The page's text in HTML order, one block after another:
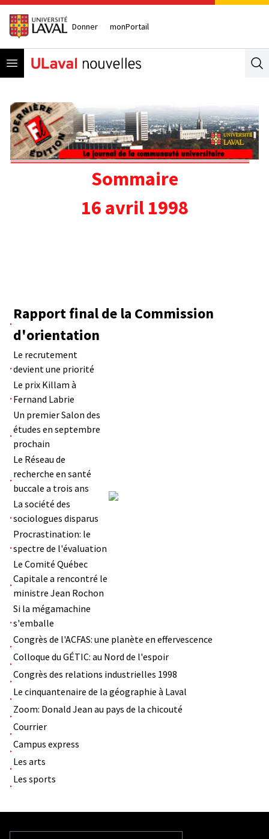
Donner monPortail
Open menu
Sommaire
16 avril 1998
Rapport final de la Commission
d'orientation
Le recrutement
devient une priorité
Le prix Killam à
Fernand Labrie
Un premier Salon des
études en septembre
prochain
Le Réseau de
recherche en santé
buccale a trois ans
La société des
sociologues disparus
Procrastination: le
spectre de l'évaluation
Le Comité Québec
Capitale a rencontré le
ministre Jean Rochon
Si la mégamachine
s'emballe
Congrès de l'ACFAS: une planète en effervescence
Colloque du GÉTIC: au Nord de l'espoir
Congrès des relations industrielles 1998
Le cinquantenaire de la géographie à Laval
Zoom: Donald Jean au pays de la chicouté
Courrier
Campus express
Les arts
Les sports